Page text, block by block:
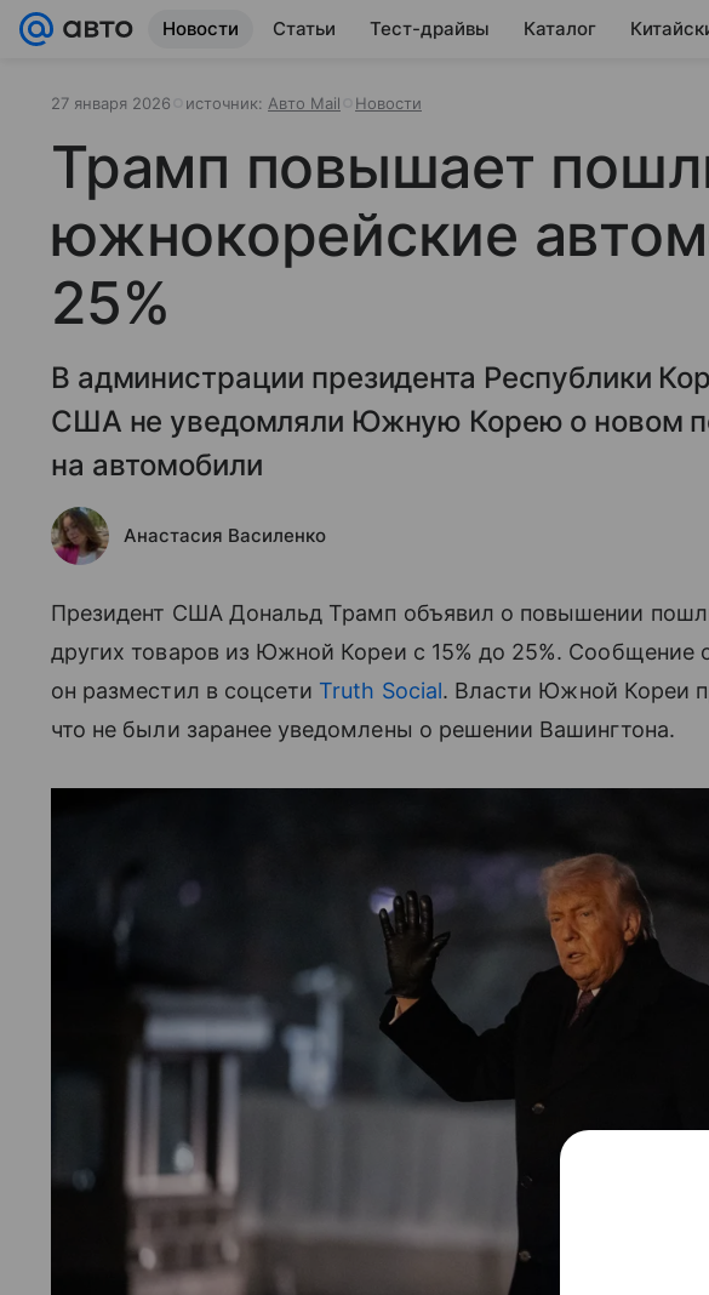
Новости Статьи Тест-драйвы Каталог
27 января 2026 источник: Авто Mail Новости
Трамп повышает
южнокорейские
25%
В администрации президента Республики
США не уведомляли Южную Корею о новом
на автомобили
Анастасия Василенко
Президент США Дональд Трамп объявил о повышении
других товаров из Южной Кореи с 15% до 25%. Сообщение
он разместил в соцсети Truth Social. Власти Южной Кореи
что не были заранее уведомлены о решении Вашингтона.